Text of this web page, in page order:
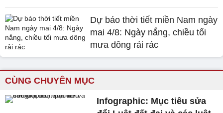
Dự báo thời tiết miền Nam ngày
mai 4/8: Ngày nắng, chiều tối
mưa dông rải rác
CÙNG CHUYÊN MỤC
Infographic: Mục tiêu sửa